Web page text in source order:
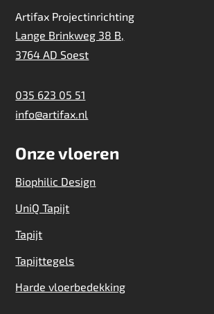
Artifax Projectinrichting
Lange Brinkweg 38 B,
3764 AD Soest
035 623 05 51
info@artifax.nl
Onze vloeren
Biophilic Design
UniQ Tapijt
Tapijt
Tapijttegels
Harde vloerbedekking